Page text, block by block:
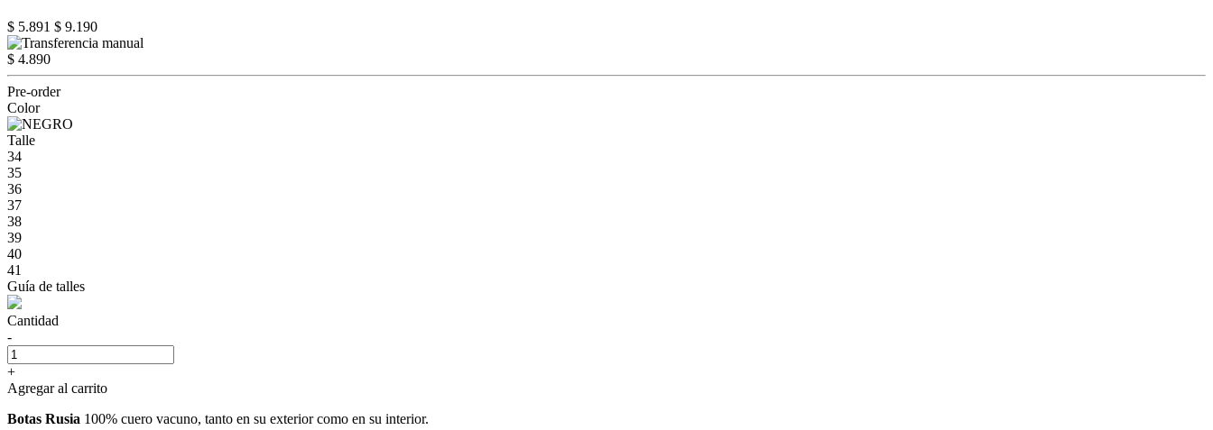
$ 5.891 $ 9.190
$ 4.890
Pre-order
Color
Talle
34
35
36
37
38
39
40
41
Guía de talles
Cantidad
-
+
Agregar al carrito
Botas Rusia 100% cuero vacuno, tanto en su exterior como en su interior.